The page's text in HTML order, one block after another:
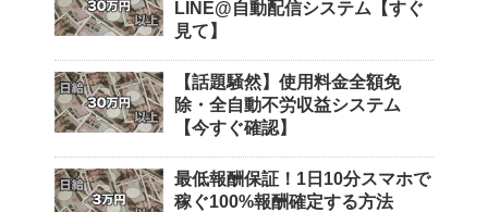
LINE@自動配信システム【すぐ
見て】
【話題騒然】使用料金全額免
除・全自動不労収益システム
【今すぐ確認】
最低報酬保証！1日10分スマホで
稼ぐ100%報酬確定する方法